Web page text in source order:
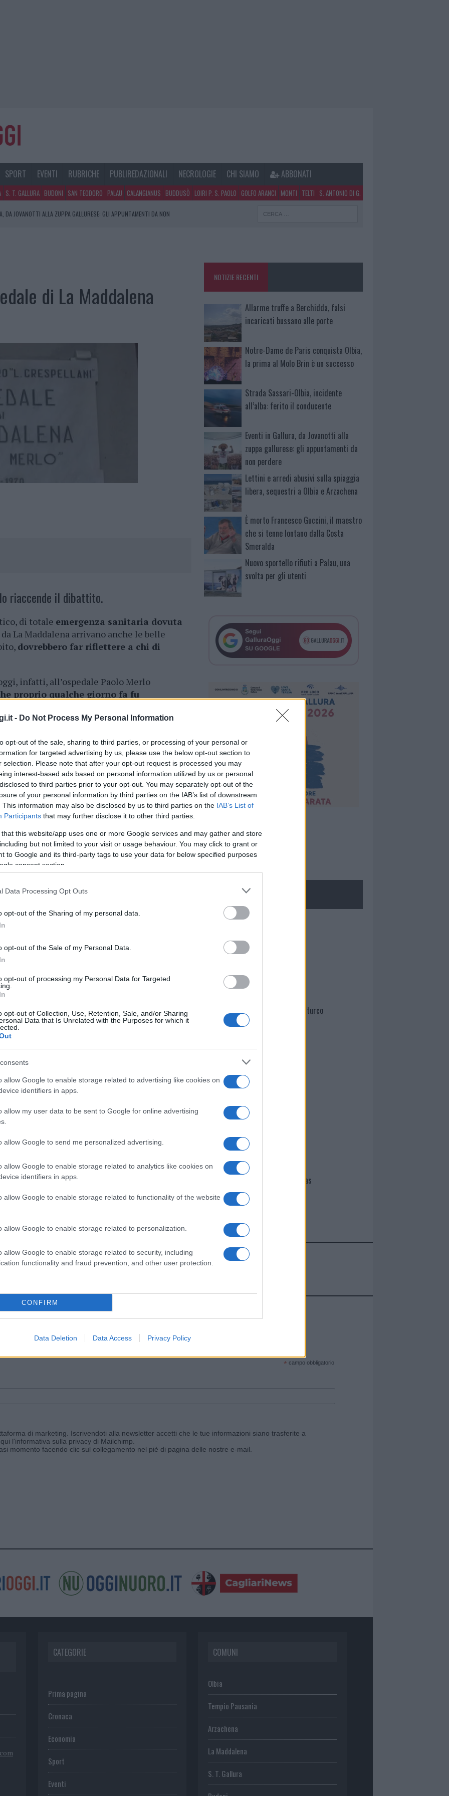
- Do Not Process My Personal Information
opt-out of the sale, sharing to third parties, or processing of your personal or
for targeted advertising by us, please use the below opt-out section to
selection. Please note that after your opt-out request is processed you may
interest-based ads based on personal information utilized by us or personal
to third parties prior to your opt-out. You may separately opt-out of the
of your personal information by third parties on the IAB’s list of downstream
This information may also be disclosed by us to third parties on the IAB’s List of
Participants that may further disclose it to other third parties.
that this website/app uses one or more Google services and may gather and store
but not limited to your visit or usage behaviour. You may click to grant or
to Google and its third-party tags to use your data for below specified purposes
consent section.
Data Processing Opt Outs
opt-out of the Sharing of my personal data.
opt-out of the Sale of my Personal Data.
opt-out of processing my Personal Data for Targeted
opt-out of Collection, Use, Retention, Sale, and/or Sharing
Data that Is Unrelated with the Purposes for which it
allow Google to enable storage related to advertising like cookies on
identifiers in apps.
allow my user data to be sent to Google for online advertising
allow Google to send me personalized advertising.
allow Google to enable storage related to analytics like cookies on
identifiers in apps.
allow Google to enable storage related to functionality of the website
allow Google to enable storage related to personalization.
allow Google to enable storage related to security, including
functionality and fraud prevention, and other user protection.
CONFIRM
Data Deletion Data Access Privacy Policy
SPORT EVENTI RUBRICHE PUBLIREDAZIONALI NECROLOGIE CHI SIAMO ABBONATI
S. T. GALLURA BUDONI SAN TEODORO PALAU CALANGIANUS BUDDUSÒ LOIRI P. S. PAOLO GOLFO ARANCI MONTI TELTI S. ANTONIO DI G.
DA JOVANOTTI ALLA ZUPPA GALLURESE: GLI APPUNTAMENTI DA NON
OLBIA, LA PRIMA AL MOLO BRIN È UN SUCCESSO
di La Maddalena
riaccende il dibattito.
di totale emergenza sanitaria dovuta
da La Maddalena arrivano anche le belle
dovrebbero far riflettere a chi di
infatti, all’ospedale Paolo Merlo
proprio qualche giorno fa fu
dei medici e degli infermieri della struttura,
ha avuto nessuna complicazione.
in faccia nessuno e ha deciso di
o alla politica, regalando certamente
buio. Questa, infatti, è laterza nascita in
lo stesso ospedale al quale fu
anno fa dalla precedente giunta regionale.
presidente della Commissione Sanità del
a richiederne l’immediata deroga,
ancora alcun risultatoconcreto.
molto, ma non vuole essere
il sindaco di La Maddalena Luca
l’emergenza coronavirus, e anche grazie a
alle lacune organizzative del sistema
cliccandoqui
nella sezione
Ospedale Paolo Merlo La Maddalena
Prossimo articolo
NOTIZIE RECENTI
Allarme truffe a Berchidda, falsi
incaricati bussano alle porte
Notre-Dame de Paris conquista Olbia,
la prima al Molo Brin è un successo
Strada Sassari-Olbia, incidente
all’alba: ferito il conducente
Eventi in Gallura, da Jovanotti alla
zuppa gallurese: gli appuntamenti da
non perdere
Lettini e arredi abusivi sulla spiaggia
libera, sequestri a Olbia e Arzachena
È morto Francesco Guccini, il maestro
che si tenne lontano dalla Costa
Smeralda
Nuovo sportello rifiuti a Palau, una
svolta per gli utenti
NECROLOGIE
Martina Agostina Diturco
I nostri cari
I nostri cari
Giovannimaria Cabras
Invia un Comunicato Stampa|Pubblicità|Segnala
e ricevi le nostre email periodiche contenenti le ultime notizie pubblicate sul sito web!
* campo obbligatorio
di marketing. Iscrivendoti alla newsletter accetti che le tue informazioni siano trasferite a
l'informativa sulla privacy di Mailchimp
momento facendo clic sul collegamento nel piè di pagina delle nostre e-mail.
CATEGORIE
Prima pagina
Cronaca
Economia
Sport
Eventi
COMUNI
Olbia
Tempio Pausania
Arzachena
La Maddalena
S. T. Gallura